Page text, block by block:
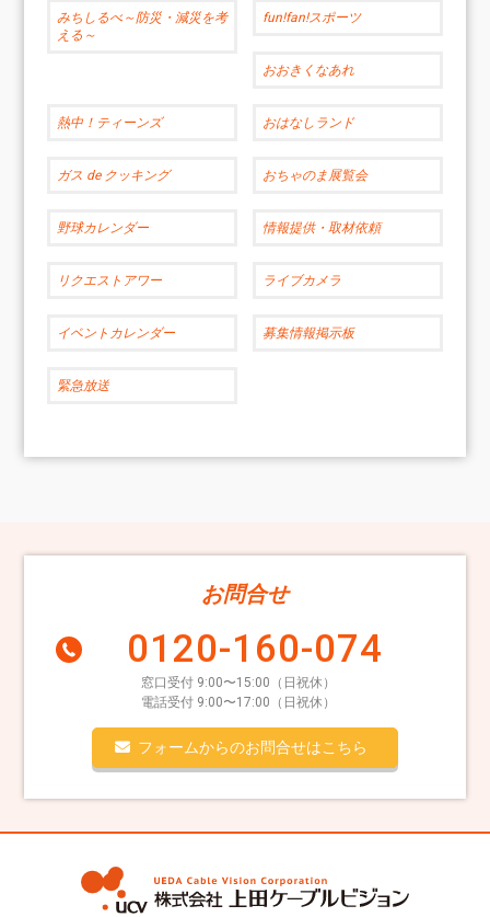
みちしるべ～防災・減災を考
える～
fun!fan!スポーツ
おおきくなあれ
熱中！ティーンズ おはなしランド
ガス de クッキング おちゃのま展覧会
野球カレンダー 情報提供・取材依頼
リクエストアワー ライブカメラ
イベントカレンダー 募集情報掲示板
緊急放送
お問合せ
0120-160-074
窓口受付 9:00〜15:00（日祝休）
電話受付 9:00〜17:00（日祝休）
フォームからのお問合せはこちら